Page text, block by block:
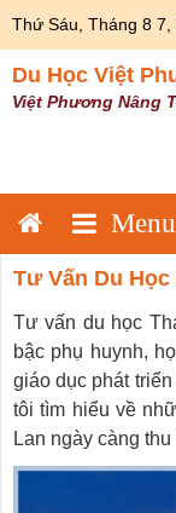
Thứ Sáu, Tháng 8 7,
Du Học Việt
Việt Phương Nâng
Tư Vấn Du
Tư vấn du học
bậc phụ huynh,
giáo dục phát
tôi tìm hiểu về
Lan ngày càng